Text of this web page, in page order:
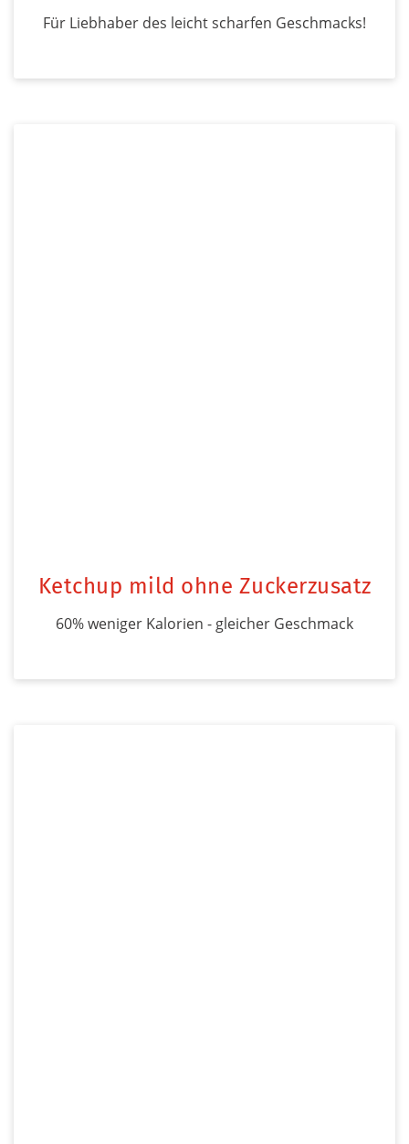
Für Liebhaber des leicht scharfen Geschmacks!
Ketchup mild ohne Zuckerzusatz
60% weniger Kalorien - gleicher Geschmack